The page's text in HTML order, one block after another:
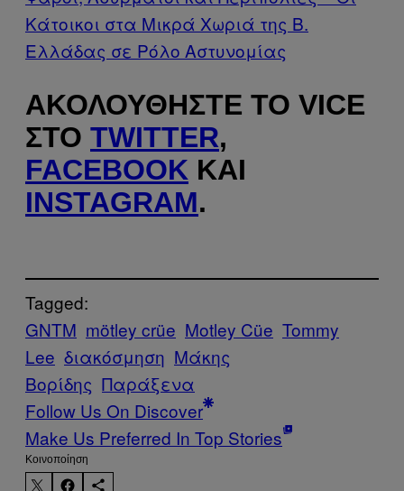
Κάτοικοι στα Μικρά Χωριά της Β.
Ελλάδας σε Ρόλο Αστυνομίας
ΑΚΟΛΟΥΘΉΣΤΕ ΤΟ VICE
ΣΤΟ TWITTER,
FACEBOOK ΚΑΙ
INSTAGRAM.
Tagged:
GNTM mötley crüe Motley Cüe Tommy
Lee διακόσμηση Μάκης
Βορίδης Παράξενα
Follow Us On Discover
Make Us Preferred In Top Stories
Kοινοποίηση